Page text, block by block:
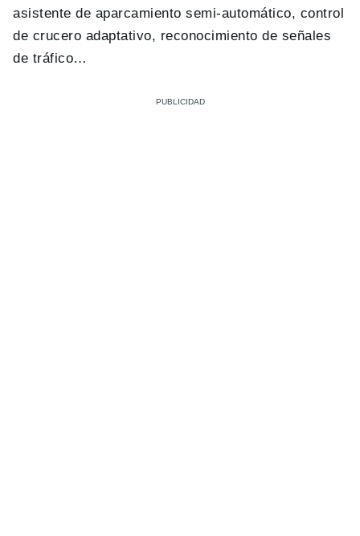
asistente de aparcamiento semi-automático, control
de crucero adaptativo, reconocimiento de señales
de tráfico…